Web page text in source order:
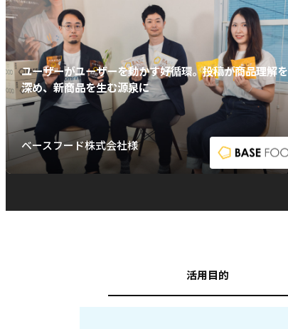
ユーザーがユーザーを動かす好循環。投稿が商品理解を
深め、新商品を生む源泉に
ベースフード株式会社様
活用目的